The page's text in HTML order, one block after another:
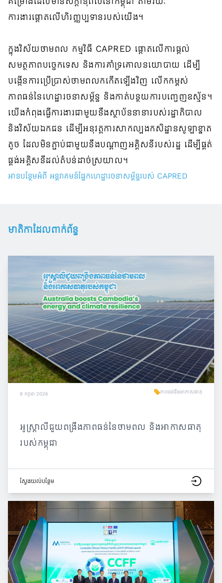
ការងារផ្តោតលើហិរញ្ញប្បទានរបស់យើង។
ក្នុងវិស័យថាមពល កម្មវិធី CAPRED ផ្តោតលើការផ្តល់
សមត្ថភាពបច្ចេកទេស និងការគាំទ្រគោលនយោបាយ ដើម្បី
បង្កើនការប្រើប្រាស់ថាមពលកកើតឡើងវិញ លើកកម្ពស់
ភាពធន់នៃហេដ្ឋារចនាសម្ព័ន្ធ និងកាត់បន្ថយការបញ្ចេញឧស្ម័ន។
យើងកំពុងធ្វើការងារជាមួយនឹងស្ថាប័ននានារបស់រដ្ឋាភិបាល
និងវិស័យឯកជន ដើម្បីអនុវត្តការសាកល្បងកសិដ្ឋានសូឡាខ្នាត
តូច ដែលមិនភ្ជាប់ជាមួយនឹងបណ្ដាញអគ្គិសនីរបស់រដ្ឋ ដើម្បីផ្គត់
ផ្គង់អគ្គិសនីដល់តំបន់ដាច់ស្រយាល។
អានបន្ថែមអំពី អន្តរាគមន៍ផ្នែកហេដ្ឋារចនាសម្ព័ន្ធរបស់ CAPRED
មាតិកាដែលពាក់ព័ន្ធ
8 កក្កដា 2026 ភាពធន់នឹងអាកាសធាតុ
អូស្ត្រាលីជួយពង្រឹងភាពធន់នៃថាមពល និងអាកាសធាតុ
របស់កម្ពុជា
ស្វែង​យល់​បន្ថែម